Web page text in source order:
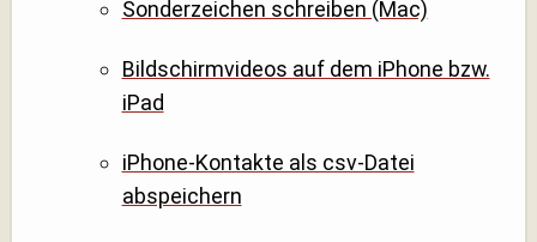
Sonderzeichen schreiben (Mac)
Bildschirmvideos auf dem iPhone bzw.
iPad
iPhone-Kontakte als csv-Datei
abspeichern